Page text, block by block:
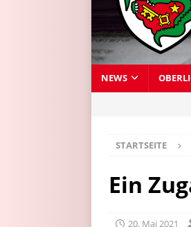
NEWS
STARTSEITE
Ein
20. Mai 2021